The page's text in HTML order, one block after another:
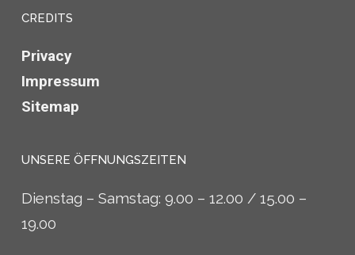
CREDITS
Privacy
Impressum
Sitemap
UNSERE ÖFFNUNGSZEITEN
Dienstag – Samstag: 9.00 – 12.00 / 15.00 –
19.00